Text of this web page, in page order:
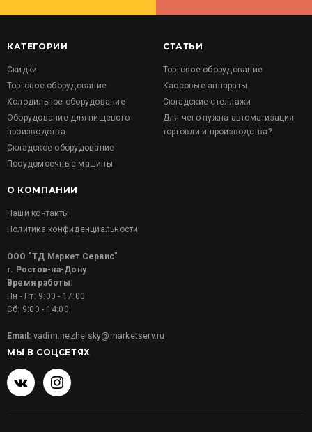
КАТЕГОРИИ
Скидки
Торговое оборудование
Холодильное оборудование
Оборудование для пищевого
производства
Складское оборудование
Посудомоечные машины
СТАТЬИ
Торговое оборудование
Кассовые аппараты
Складские стеллажи
Для чего нужна автоматизация
торговли и производства?
О КОМПАНИИ
Наши контакты
Политика конфиденциальности
ООО "ТД Маркет Сервис"
г. Ростов-на-Дону
Время работы:
Пн - Пт: 9:00 - 17:00
Сб: 9:00 - 14:00
Email: vadim.nezhelsky@marketserv.ru
МЫ В СОЦСЕТЯХ